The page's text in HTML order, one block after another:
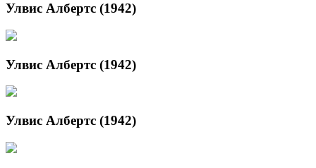
Улвис Албертс (1942)
Улвис Албертс (1942)
Улвис Албертс (1942)